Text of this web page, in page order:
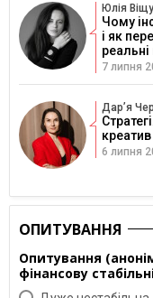
Юлія
Чому
і як
7 липня
Дарʼя
креатив
6 липня
ОПИТУВАННЯ
Опитування
фінансову